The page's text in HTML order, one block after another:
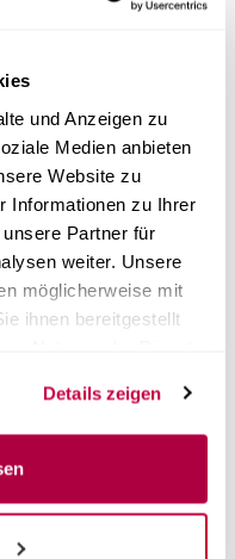
und Anzeigen zu
Medien anbieten
Website zu
Informationen zu Ihrer
Partner für
weiter. Unsere
möglicherweise mit
ihnen bereitgestellt
Details zeigen
Autoklaven
an?